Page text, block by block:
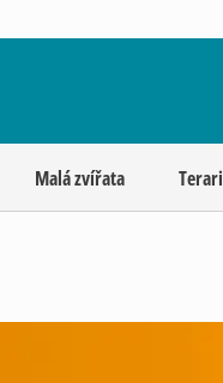
Malá zvířata